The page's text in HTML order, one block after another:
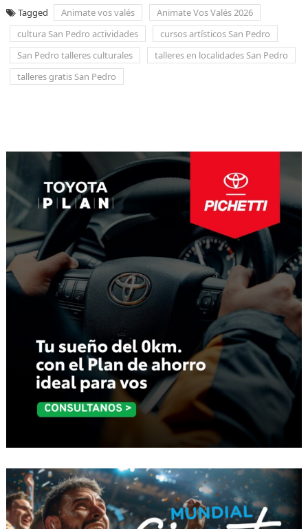
Tagged Animate vos valés
Animate Vos Valés 2026
cultura San Pedro actividades
cursos artísticos San Pedro
San Pedro talleres culturales
talleres en localidades San Pedro
talleres gratis San Pedro
entradas